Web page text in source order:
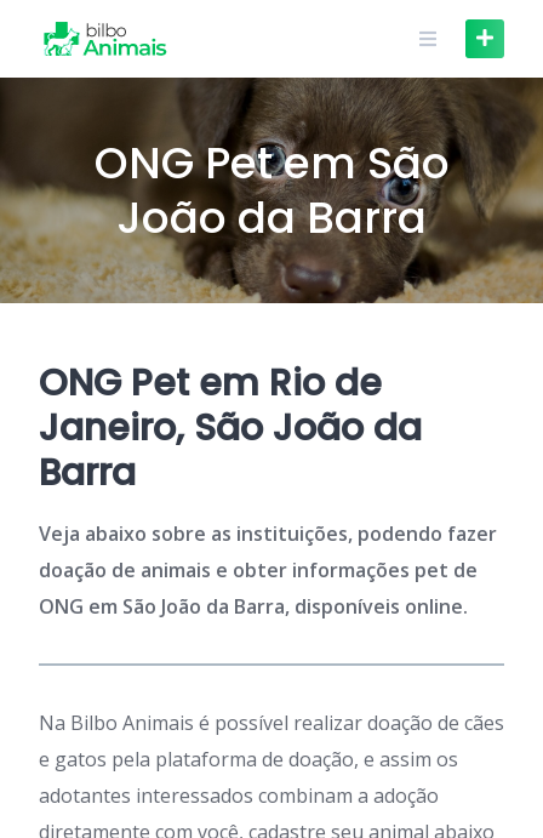
content
ONG Pet em São
João da Barra
ONG Pet em Rio de
Janeiro, São João da
Barra
Veja abaixo sobre as instituições, podendo fazer
doação de animais e obter informações pet de
ONG em São João da Barra, disponíveis online.
Na Bilbo Animais é possível realizar doação de cães
e gatos pela plataforma de doação, e assim os
adotantes interessados combinam a adoção
diretamente com você, cadastre seu animal abaixo